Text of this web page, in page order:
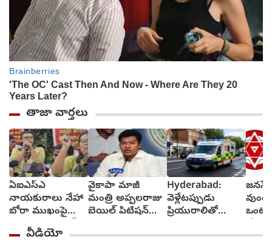
తాజా వార్తలు
ఏఐఎస్ఎ
నాయకురాలు నేహా
బోరా ముఖంపై
సిరా, ఇది జంతర్
మంతర్ కాదంటూ...
వైకాపా మాజీ
మంత్రి అప్పలరాజు
బెయిల్ పిటిషన్‌
Hyderabad:
వెళ్లేటప్పుడు
ప్రియురాలితో
వచ్చేటప్పుడు
చీఫ్
వీడియో